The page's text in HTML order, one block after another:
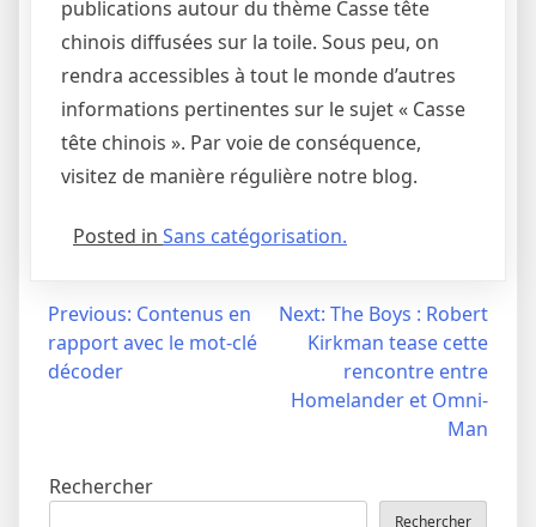
publications autour du thème Casse tête
chinois diffusées sur la toile. Sous peu, on
rendra accessibles à tout le monde d’autres
informations pertinentes sur le sujet « Casse
tête chinois ». Par voie de conséquence,
visitez de manière régulière notre blog.
Posted in Sans catégorisation.
Navigation
Previous: Contenus en
rapport avec le mot-clé
décoder
Next: The Boys : Robert
Kirkman tease cette
rencontre entre
Homelander et Omni-
Man
Rechercher
Rechercher